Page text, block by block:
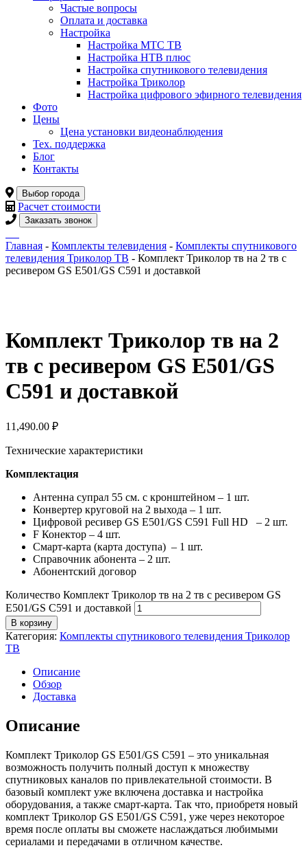
Частые вопросы
Оплата и доставка
Настройка
Настройка МТС ТВ
Настройка НТВ плюс
Настройка спутникового телевидения
Настройка Триколор
Настройка цифрового эфирного телевидения
Фото
Цены
Цена установки видеонаблюдения
Тех. поддержка
Блог
Контакты
Выбор города
Расчет стоимости
Заказать звонок
Главная - Комплекты телевидения - Комплекты спутникового
телевидения Триколор ТВ - Комплект Триколор тв на 2 тв с
ресивером GS E501/GS C591 и доставкой
Комплект Триколор тв на 2
тв с ресивером GS E501/GS
C591 и доставкой
11,490.00 ₽
Технические характеристики
Комплектация
Антенна супрал 55 см. с кронштейном – 1 шт.
Конвертер круговой на 2 выхода – 1 шт.
Цифровой ресивер GS E501/GS C591 Full HD – 2 шт.
F Конектор – 4 шт.
Смарт-карта (карта доступа) – 1 шт.
Справочник абонента – 2 шт.
Абонентский договор
Количество Комплект Триколор тв на 2 тв с ресивером GS
E501/GS C591 и доставкой
В корзину
Категория: Комплекты спутникового телевидения Триколор
ТВ
Описание
Обзор
Доставка
Описание
Комплект Триколор GS E501/GS C591 – это уникальная
возможность получить полный доступ к множеству
спутниковых каналов по привлекательной стоимости. В
базовый комплект уже включена доставка и настройка
оборудования, а также смарт-карта. Так что, приобретя новый
комплект Триколор GS E501/GS C591, уже через некоторое
время после оплаты вы сможете наслаждаться любимыми
сериалами и передачами в отличном качестве.